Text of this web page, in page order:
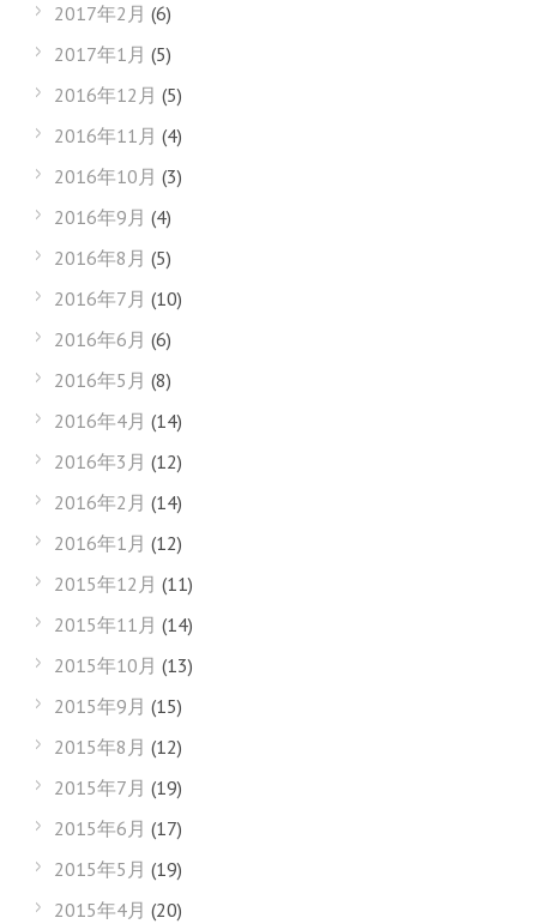
2017年2月 (6)
2017年1月 (5)
2016年12月 (5)
2016年11月 (4)
2016年10月 (3)
2016年9月 (4)
2016年8月 (5)
2016年7月 (10)
2016年6月 (6)
2016年5月 (8)
2016年4月 (14)
2016年3月 (12)
2016年2月 (14)
2016年1月 (12)
2015年12月 (11)
2015年11月 (14)
2015年10月 (13)
2015年9月 (15)
2015年8月 (12)
2015年7月 (19)
2015年6月 (17)
2015年5月 (19)
2015年4月 (20)